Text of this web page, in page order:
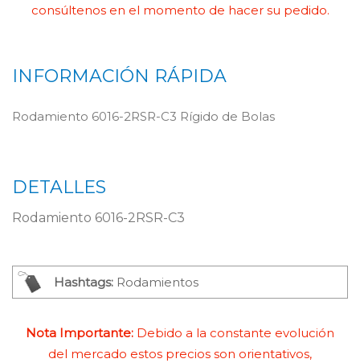
consúltenos en el momento de hacer su pedido.
INFORMACIÓN RÁPIDA
Rodamiento 6016-2RSR-C3 Rígido de Bolas
DETALLES
Rodamiento 6016-2RSR-C3
Hashtags: Rodamientos
Nota Importante: Debido a la constante evolución
del mercado estos precios son orientativos,